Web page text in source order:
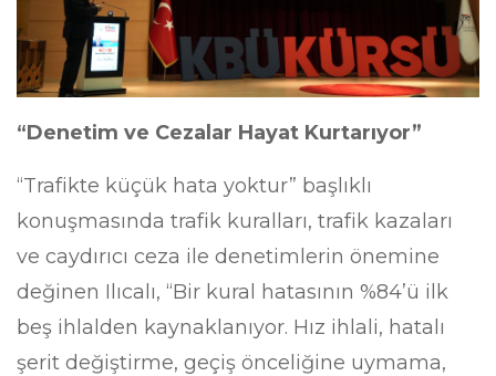
“Denetim ve Cezalar Hayat Kurtarıyor”
“Trafikte küçük hata yoktur” başlıklı
konuşmasında trafik kuralları, trafik kazaları
ve caydırıcı ceza ile denetimlerin önemine
değinen Ilıcalı, “Bir kural hatasının %84’ü ilk
beş ihlalden kaynaklanıyor. Hız ihlali, hatalı
şerit değiştirme, geçiş önceliğine uymama,